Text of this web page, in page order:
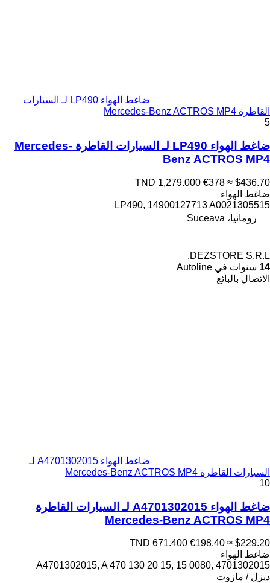
ضاغط الهواء LP490 لـ السيارات
القاطرة Mercedes-Benz ACTROS MP4
5
ضاغط الهواء LP490 لـ السيارات القاطرة Mercedes-
Benz ACTROS MP4
TND 1,279.000 €378 ≈ $436.70
ضاغط الهواء
LP490, 14900127713 A0021305515
رومانيا، Suceava
DEZSTORE S.R.L.
14 سنوات في Autoline
الاتصال بالبائع
ضاغط الهواء A4701302015 لـ
السيارات القاطرة Mercedes-Benz ACTROS MP4
10
ضاغط الهواء A4701302015 لـ السيارات القاطرة
Mercedes-Benz ACTROS MP4
TND 671.400 €198.40 ≈ $229.20
ضاغط الهواء
A4701302015, A 470 130 20 15, 15 0080, 4701302015
ديزل / مازوت